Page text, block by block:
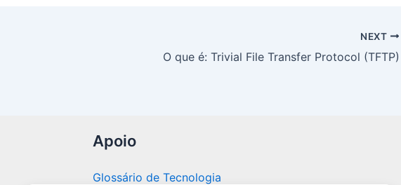
NEXT
O que é: Trivial File Transfer Protocol (TFTP)
Apoio
Glossário de Tecnologia